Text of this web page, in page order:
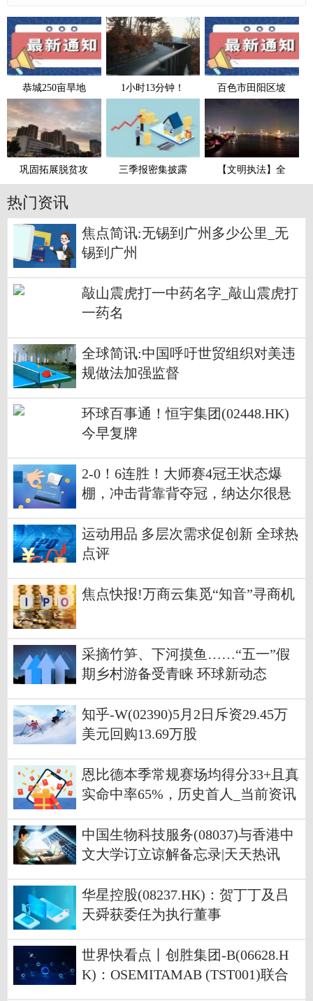
恭城250亩旱地 1小时13分钟！ 百色市田阳区坡
巩固拓展脱贫攻 三季报密集披露 【文明执法】全
热门资讯
焦点简讯:无锡到广州多少公里_无
锡到广州
敲山震虎打一中药名字_敲山震虎打
一药名
全球简讯:中国呼吁世贸组织对美违
规做法加强监督
环球百事通！恒宇集团(02448.HK)
今早复牌
2-0！6连胜！大师赛4冠王状态爆
棚，冲击背靠背夺冠，纳达尔很悬
运动用品 多层次需求促创新 全球热
点评
焦点快报!万商云集觅“知音”寻商机
采摘竹笋、下河摸鱼……“五一”假
期乡村游备受青睐 环球新动态
知乎-W(02390)5月2日斥资29.45万
美元回购13.69万股
恩比德本季常规赛场均得分33+且真
实命中率65%，历史首人_当前资讯
中国生物科技服务(08037)与香港中
文大学订立谅解备忘录|天天热讯
华星控股(08237.HK)：贺丁丁及吕
天舜获委任为执行董事
世界快看点丨创胜集团-B(06628.H
K)：OSEMITAMAB (TST001)联合